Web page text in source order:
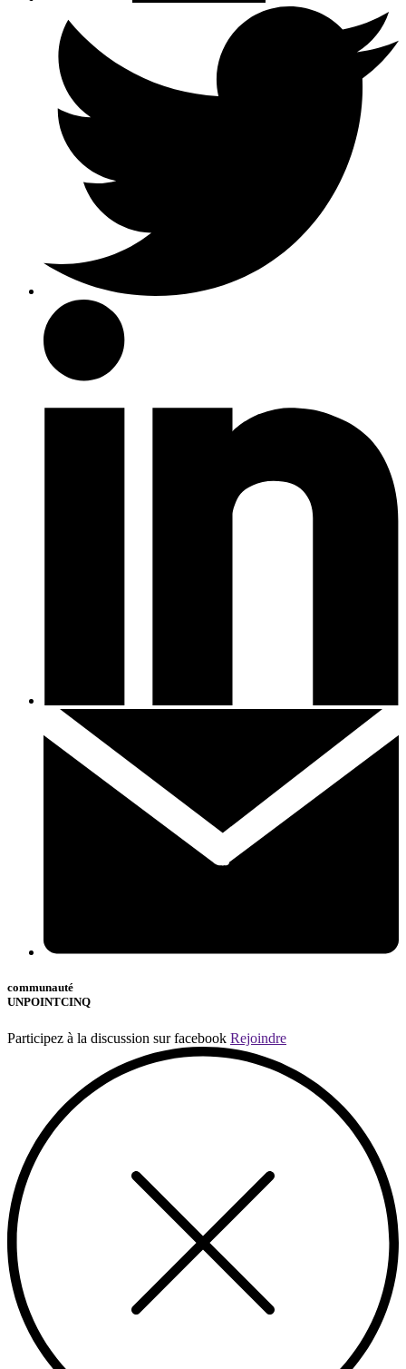
communauté
UNPOINTCINQ
Participez à la discussion sur facebook Rejoindre